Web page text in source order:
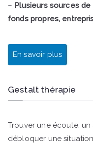
– Plusieurs sources de
fonds propres,
En savoir plus
Gestalt thérapie
Trouver une écoute,
débloquer une